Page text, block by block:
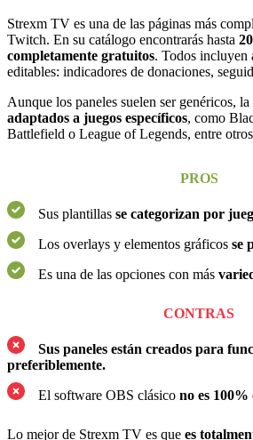
Strexm TV es una de las páginas más
Twitch. En su catálogo encontrarás hasta
completamente gratuitos. Todos incluyen
editables: indicadores de donaciones,
Aunque los paneles suelen ser genéricos,
adaptados a juegos específicos, como
Battlefield o League of Legends, entre
PROS
Sus plantillas se categorizan por
Los overlays y elementos gráficos se
Es una de las opciones con más
CONTRAS
Sus paneles están creados para
preferiblemente.
El software OBS clásico no es
Lo mejor de Strexm TV es que es